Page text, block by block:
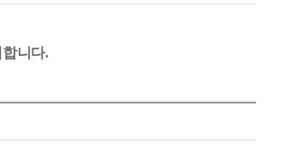
합니다.